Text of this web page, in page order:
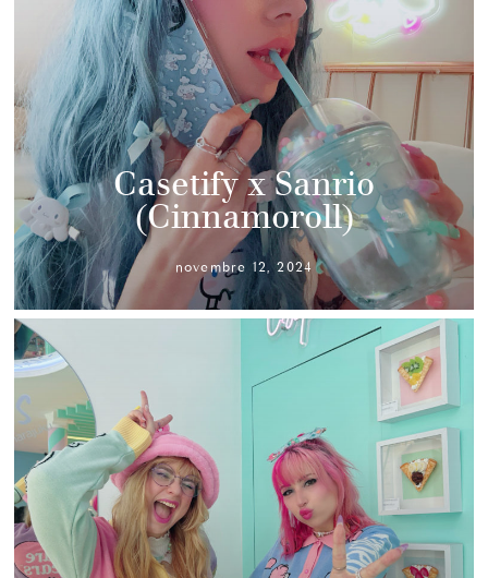
Casetify x Sanrio
(Cinnamoroll)
novembre 12, 2024